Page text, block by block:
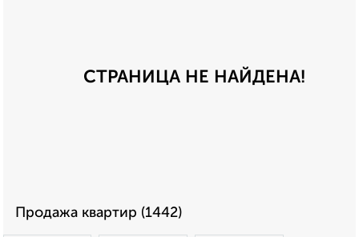
СТРАНИЦА НЕ НАЙДЕНА!
Продажа квартир (1442)